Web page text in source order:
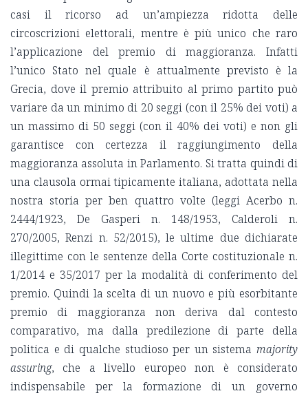
casi il ricorso ad un’ampiezza ridotta delle
circoscrizioni elettorali, mentre è più unico che raro
l’applicazione del premio di maggioranza. Infatti
l’unico Stato nel quale è attualmente previsto è la
Grecia, dove il premio attribuito al primo partito può
variare da un minimo di 20 seggi (con il 25% dei voti) a
un massimo di 50 seggi (con il 40% dei voti) e non gli
garantisce con certezza il raggiungimento della
maggioranza assoluta in Parlamento. Si tratta quindi di
una clausola ormai tipicamente italiana, adottata nella
nostra storia per ben quattro volte (leggi Acerbo n.
2444/1923, De Gasperi n. 148/1953, Calderoli n.
270/2005, Renzi n. 52/2015), le ultime due dichiarate
illegittime con le sentenze della Corte costituzionale n.
1/2014 e 35/2017 per la modalità di conferimento del
premio. Quindi la scelta di un nuovo e più esorbitante
premio di maggioranza non deriva dal contesto
comparativo, ma dalla predilezione di parte della
politica e di qualche studioso per un sistema majority
assuring, che a livello europeo non è considerato
indispensabile per la formazione di un governo